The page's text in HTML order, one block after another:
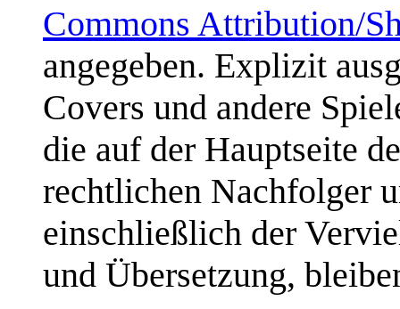
Commons Attribution/
angegeben. Explizit
Covers und andere
die auf der Hauptseite
rechtlichen Nachfolger
einschließlich der
und Übersetzung,